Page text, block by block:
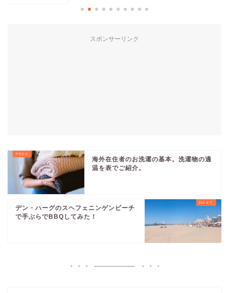
スポンサーリンク
海外在住者のお洗濯の基本。洗濯物の適
温を表でご紹介。
デン・ハーグのスヘフェニンゲンビーチ
で手ぶらでBBQしてみた！